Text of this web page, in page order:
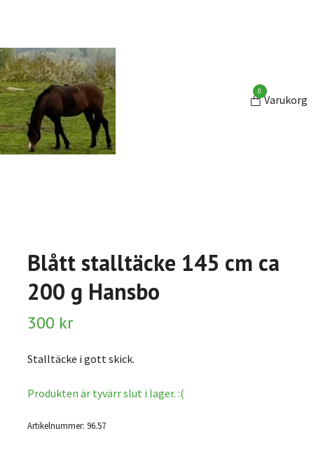
0
Varukorg
Blått stalltäcke 145 cm ca
200 g Hansbo
300 kr
Stalltäcke i gott skick.
Produkten är tyvärr slut i lager. :(
Artikelnummer: 96.57